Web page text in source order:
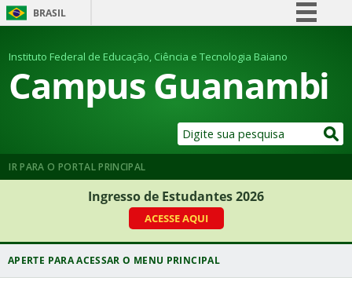
BRASIL
Comunica BR
Participe
Legislação
Instituto Federal de Educação, Ciência e Tecnologia Baiano
Campus Guanambi
IR PARA O PORTAL PRINCIPAL
Ingresso de Estudantes 2026
ACESSE AQUI